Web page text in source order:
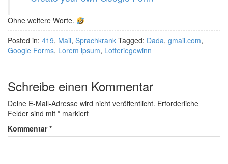
Ohne weitere Worte.
Posted in: 419, Mail, Sprachkrank Tagged: Dada, gmail.com,
Google Forms, Lorem ipsum, Lotteriegewinn
Schreibe einen Kommentar
Deine E-Mail-Adresse wird nicht veröffentlicht. Erforderliche
Felder sind mit * markiert
Kommentar*